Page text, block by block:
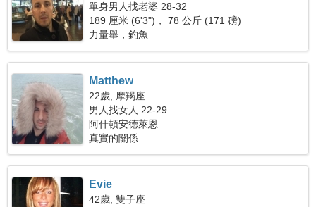
單身男人找老婆 28-32
189 厘米 (6'3")， 78 公斤 (171 磅)
力量舉，釣魚
Matthew
22歲, 摩羯座
男人找女人 22-29
阿什頓安德萊恩
真實的關係
Evie
42歲, 雙子座